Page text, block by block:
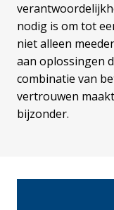
nodig is om tot
niet alleen
aan oplossingen
combinatie van
vertrouwen
bijzonder.